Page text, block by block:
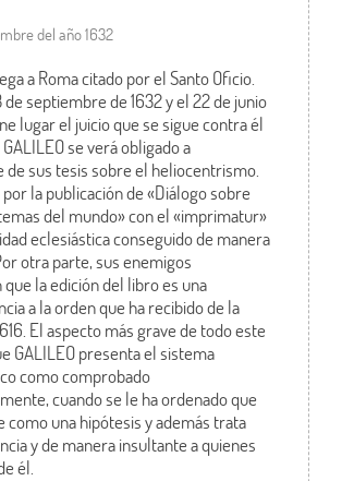
del año 1632
a Roma citado por el Santo Oficio.
septiembre de 1632 y el 22 de junio
lugar el juicio que se sigue contra él
se verá obligado a
sus tesis sobre el heliocentrismo.
por la publicación de «Diálogo sobre
del mundo» con el «imprimatur»
eclesiástica conseguido de manera
otra parte, sus enemigos
la edición del libro es una
a la orden que ha recibido de la
El aspecto más grave de todo este
GALILEO presenta el sistema
como comprobado
cuando se le ha ordenado que
como una hipótesis y además trata
y de manera insultante a quienes
él.